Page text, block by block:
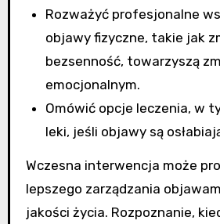
Rozważyć profesjonalne
objawy fizyczne, takie jak
bezsenność, towarzyszą
emocjonalnym.
Omówić opcje leczenia, w
leki, jeśli objawy są
Wczesna interwencja może
lepszego zarządzania
jakości życia. Rozpoznanie,